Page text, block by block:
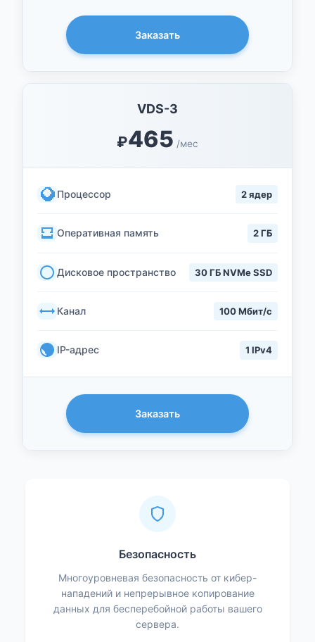
Заказать
VDS-3
₽465 /мес
Процессор 2 ядер
Оперативная память 2 ГБ
Дисковое пространство 30 ГБ NVMe SSD
Канал 100 Мбит/с
IP-адрес 1 IPv4
Заказать
Безопасность
Многоуровневая безопасность от кибер-
нападений и непрерывное копирование
данных для бесперебойной работы вашего
сервера.